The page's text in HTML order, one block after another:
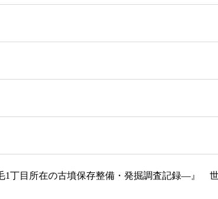
丁目所在の古墳保存整備・発掘調査記録―』